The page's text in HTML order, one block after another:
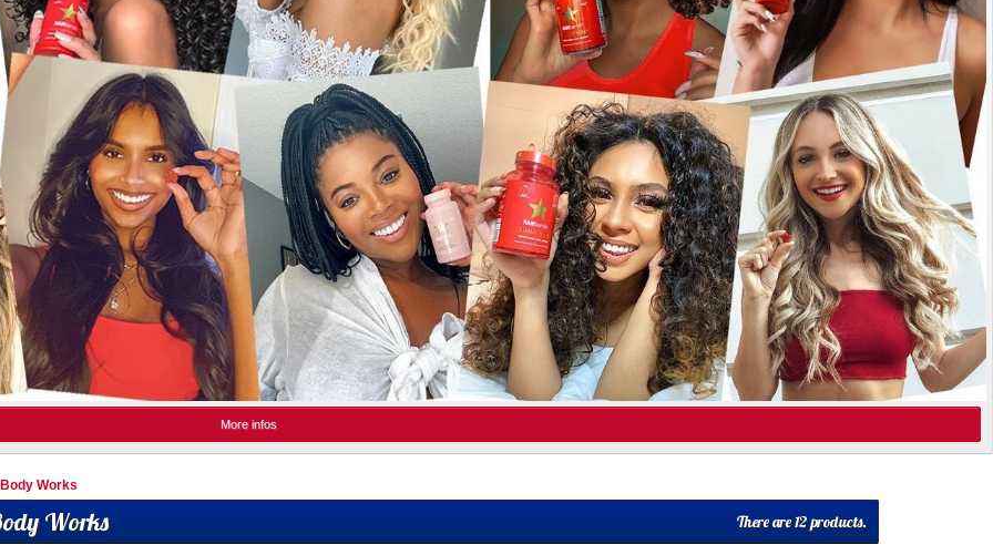
More infos
Works
Works There are 12 products.